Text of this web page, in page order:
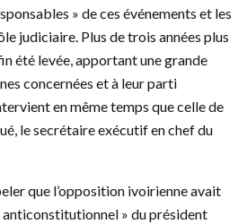
» de ces événements et les
judiciaire. Plus de trois années plus
été levée, apportant une grande
concernées et à leur parti
en même temps que celle de
le secrétaire exécutif en chef du
que l’opposition ivoirienne avait
anticonstitutionnel » du président